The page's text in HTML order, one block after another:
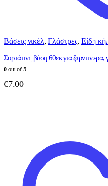
Βάσεις νικέλ, Γλάστρες, Είδη
Συρμάτινη βάση 60εκ για ζαρντινίερα,
0 out of 5
€7.00